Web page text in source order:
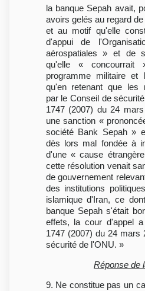
la banque Sepah avait,
avoirs gelés au regard
et au motif qu'elle
d'appui de
aérospatiales » et de
qu'elle «
programme militaire et
qu'en retenant que les
par le Conseil de
1747 (2007) du 24
une sanction «
société Bank Sepah »
dès lors mal fondée à
d'une « cause
cette résolution venait
de gouvernement
des institutions
islamique d'Iran, ce
banque Sepah s'était
effets, la cour d'appel
1747 (2007) du 24 mars
sécurité de l'ONU. »
Réponse de
9. Ne constitue pas un